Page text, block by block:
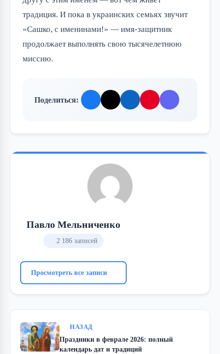
традиция. И пока в украинских семьях звучит
«Сашко, с именинами!» — имя-защитник
продолжает выполнять свою тысячелетнюю
миссию.
Поделиться:
Павло Мельниченко
2 186 записей
Просмотреть все записи
НАЗАД
Праздники в феврале 2026: полный
календарь дат и традиций